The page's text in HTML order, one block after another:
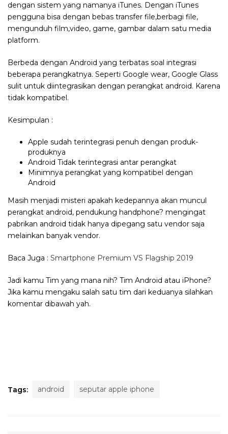
dengan sistem yang namanya iTunes. Dengan iTunes
pengguna bisa dengan bebas transfer file,berbagi file,
mengunduh film,video, game, gambar dalam satu media
platform.
Berbeda dengan Android yang terbatas soal integrasi
beberapa perangkatnya. Seperti Google wear, Google Glass
sulit untuk diintegrasikan dengan perangkat android. Karena
tidak kompatibel.
Kesimpulan :
Apple sudah terintegrasi penuh dengan produk-
produknya
Android Tidak terintegrasi antar perangkat
Minimnya perangkat yang kompatibel dengan
Android
Masih menjadi misteri apakah kedepannya akan muncul
perangkat android, pendukung handphone? mengingat
pabrikan android tidak hanya dipegang satu vendor saja
melainkan banyak vendor.
Baca Juga : Smartphone Premium VS Flagship 2019
Jadi kamu Tim yang mana nih? Tim Android atau iPhone?
Jika kamu mengaku salah satu tim dari keduanya silahkan
komentar dibawah yah.
Tags: android seputar apple iphone